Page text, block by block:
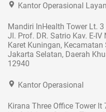
Kantor Operasional
Mandiri InHealth Tower Lt. 3
Jl. Prof. DR. Satrio Kav. E-IV
Karet Kuningan, Kecamatan
Jakarta Selatan, Daerah
12940
Kantor Operasional
Kirana Three Office Tower lt